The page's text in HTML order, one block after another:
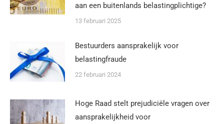
aan een buitenlands belastingplichtige?
13 februari 2025
Bestuurders aansprakelijk voor
belastingfraude
22 februari 2024
Hoge Raad stelt prejudiciële vragen over
aansprakelijkheid voor